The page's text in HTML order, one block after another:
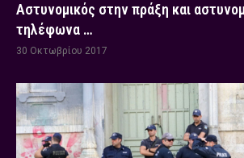
Αστυνομικός στην πράξη και
τηλέφωνα …
30 Οκτωβρίου 2017